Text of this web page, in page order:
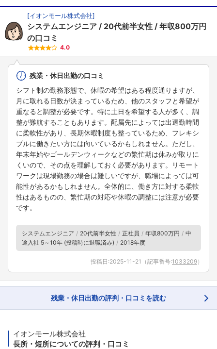
[イオンモール株式会社]
システムエンジニア 20代前半女性
年収800万円
の口コミ
4.0
残業・休日出勤の口コミ
シフト制の勤務形態で、休暇の希望はある程度通りますが、
月に取れる日数が決まっているため、他のスタッフと希望が
重なると調整が必要です。特に土日を希望する人が多く、調
整が難航することもあります。配属先によっては出退勤時間
に柔軟性があり、長期休暇制度も整っているため、フレキシ
ブルに働きたい方には向いているかもしれません。ただし、
年末年始やゴールデンウィークなどの繁忙期は休みが取りに
くいので、その点を理解しておく必要があります。リモート
ワークは現場勤務の場合は難しいですが、職場によっては可
能性があるかもしれません。全体的に、働き方に対する柔軟
性はあるものの、繁忙期の対応や休暇の調整には注意が必要
です。
システムエンジニア 20代前半女性 正社員 年収800万円
中
途入社 5～10年 (投稿時に退職済み)
2018年度
投稿日:2025-11-21 （記事番号:1033209）
残業・休日出勤の評判・口コミを読む
イオンモール株式会社
長所・短所についての評判・口コミ